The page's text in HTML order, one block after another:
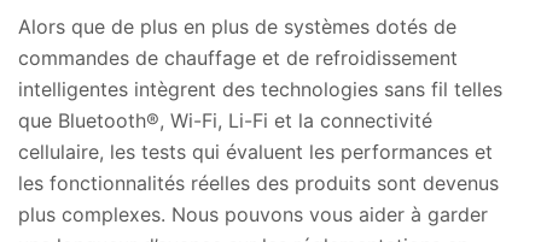
Alors que de plus en plus de systèmes dotés de
commandes de chauffage et de refroidissement
intelligentes intègrent des technologies sans fil telles
que Bluetooth®, Wi-Fi, Li-Fi et la connectivité
cellulaire, les tests qui évaluent les performances et
les fonctionnalités réelles des produits sont devenus
plus complexes. Nous pouvons vous aider à garder